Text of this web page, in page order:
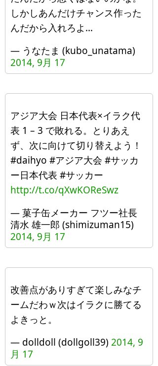
しかしあんだけチャンス作った
んだから入れろよ…
— うなたま (kubo_unatama)
2014, 9月 17
アジア大会 日本代表×イラク代
表 1 – 3 で敗れる。とりあえ
ず、次に向けて切り替えよう！
#daihyo #アジア大会 #サッカ
ー日本代表 #サッカー
http://t.co/qXwKOReSwz
— 菓子缶メーカー フツー社長
清水 雄一郎 (shimizuman15)
2014, 9月 17
改善点がありすぎて楽しみなチ
ームだわｗ次はイラクに勝てる
よきっと。
— dolldoll (dollgoll39) 2014, 9
月 17